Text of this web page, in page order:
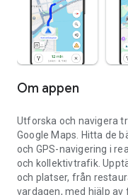
Om appen
Utforska och navigera
Google Maps. Hitta de
och GPS-navigering i
och kollektivtrafik.
och platser, från
vardagen, med hjälp